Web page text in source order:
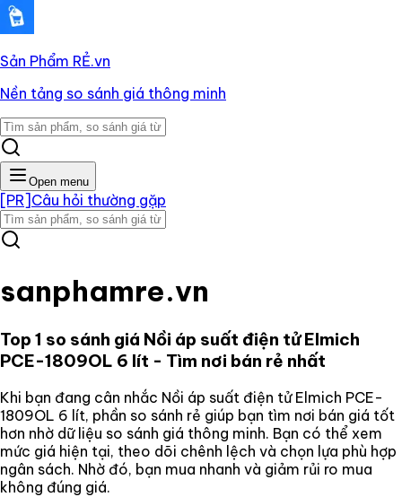
Sản Phẩm RẺ.vn
Nền tảng so sánh giá thông minh
Open menu
[PR] Câu hỏi thường gặp
sanphamre.vn
Top 1 so sánh giá Nồi áp suất điện tử Elmich
PCE-1809OL 6 lít - Tìm nơi bán rẻ nhất
Khi bạn đang cân nhắc Nồi áp suất điện tử Elmich PCE-
1809OL 6 lít, phần so sánh rẻ giúp bạn tìm nơi bán giá tốt
hơn nhờ dữ liệu so sánh giá thông minh. Bạn có thể xem
mức giá hiện tại, theo dõi chênh lệch và chọn lựa phù hợp
ngân sách. Nhờ đó, bạn mua nhanh và giảm rủi ro mua
không đúng giá.